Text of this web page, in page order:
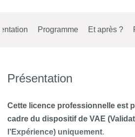
Programme Et après ?
Présentation
Cette licence professionnelle est
cadre du dispositif de VAE
l’Expérience) uniquement.